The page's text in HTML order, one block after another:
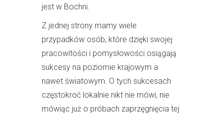
jest w Bochni.
Z jednej strony mamy wiele
przypadków osób, które dzięki swojej
pracowitości i pomysłowości osiągają
sukcesy na poziomie krajowym a
nawet światowym. O tych sukcesach
częstokroć lokalnie nikt nie mówi, nie
mówiąc już o próbach zaprzęgnięcia tej